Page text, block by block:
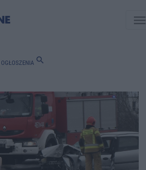
OGŁOSZENIA search